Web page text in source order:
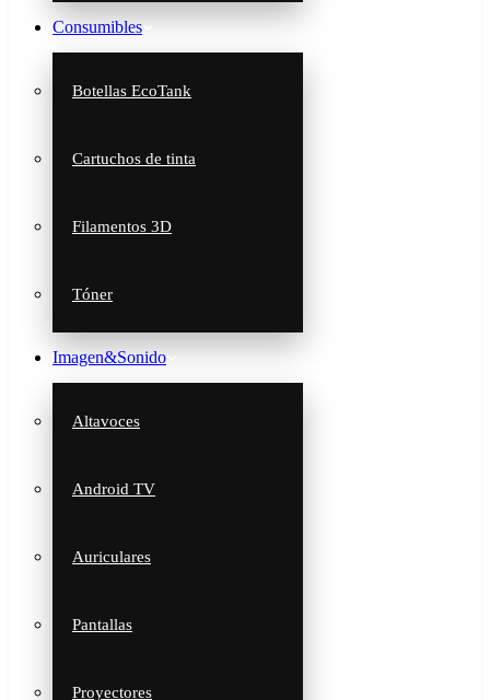
Consumibles
Botellas EcoTank
Cartuchos de tinta
Filamentos 3D
Tóner
Imagen&Sonido
Altavoces
Android TV
Auriculares
Pantallas
Proyectores